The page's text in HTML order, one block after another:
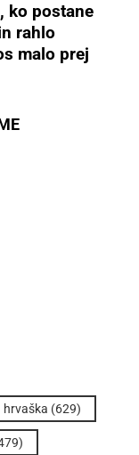
ko postane
rahlo
malo prej
hrvaška (629)